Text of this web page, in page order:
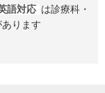
語対応 は診療科・
ります